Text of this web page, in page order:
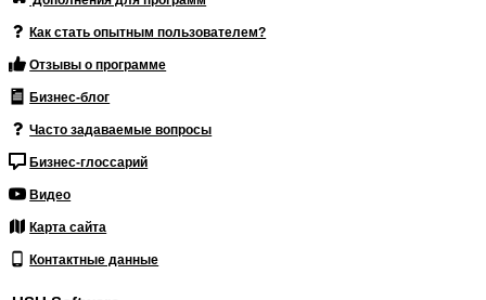
Как стать опытным пользователем?
Отзывы о программе
Бизнес-блог
Часто задаваемые вопросы
Бизнес-глоссарий
Видео
Карта сайта
Контактные данные